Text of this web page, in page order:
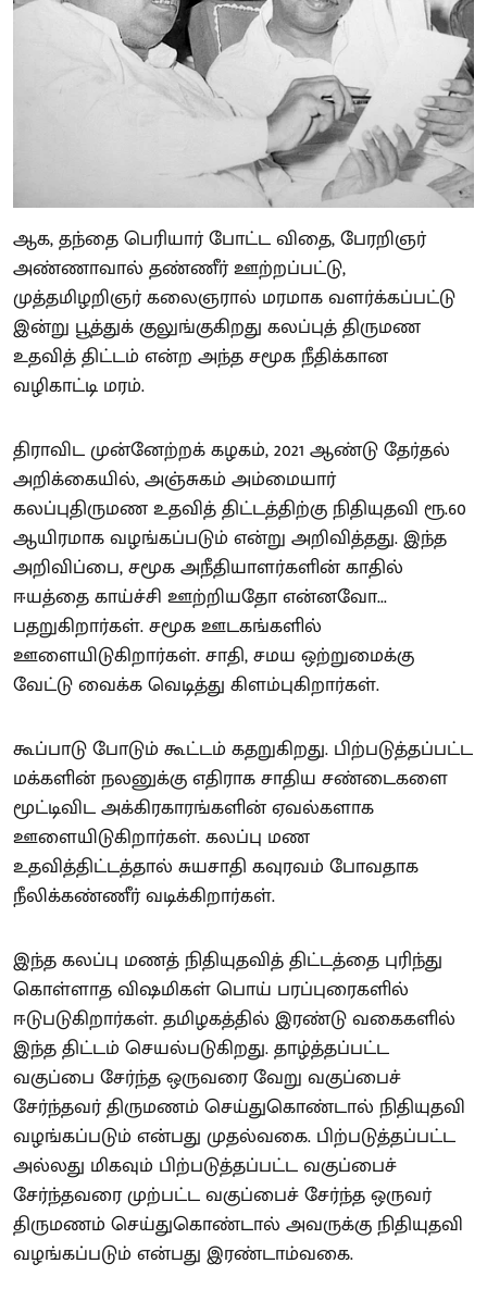
ஆக, தந்தை பெரியார் போட்ட விதை, பேரறிஞர்
அண்ணாவால் தண்ணீர் ஊற்றப்பட்டு,
முத்தமிழறிஞர் கலைஞரால் மரமாக வளர்க்கப்பட்டு
இன்று பூத்துக் குலுங்குகிறது கலப்புத் திருமண
உதவித் திட்டம் என்ற அந்த சமூக நீதிக்கான
வழிகாட்டி மரம்.
திராவிட முன்னேற்றக் கழகம், 2021 ஆண்டு தேர்தல்
அறிக்கையில், அஞ்சுகம் அம்மையார்
கலப்புதிருமண உதவித் திட்டத்திற்கு நிதியுதவி ரூ.60
ஆயிரமாக வழங்கப்படும் என்று அறிவித்தது. இந்த
அறிவிப்பை, சமூக அநீதியாளர்களின் காதில்
ஈயத்தை காய்ச்சி ஊற்றியதோ என்னவோ...
பதறுகிறார்கள். சமூக ஊடகங்களில்
ஊளையிடுகிறார்கள். சாதி, சமய ஒற்றுமைக்கு
வேட்டு வைக்க வெடித்து கிளம்புகிறார்கள்.
கூப்பாடு போடும் கூட்டம் கதறுகிறது. பிற்படுத்தப்பட்ட
மக்களின் நலனுக்கு எதிராக சாதிய சண்டைகளை
மூட்டிவிட அக்கிரகாரங்களின் ஏவல்களாக
ஊளையிடுகிறார்கள். கலப்பு மண
உதவித்திட்டத்தால் சுயசாதி கவுரவம் போவதாக
நீலிக்கண்ணீர் வடிக்கிறார்கள்.
இந்த கலப்பு மணத் நிதியுதவித் திட்டத்தை புரிந்து
கொள்ளாத விஷமிகள் பொய் பரப்புரைகளில்
ஈடுபடுகிறார்கள். தமிழகத்தில் இரண்டு வகைகளில்
இந்த திட்டம் செயல்படுகிறது. தாழ்த்தப்பட்ட
வகுப்பை சேர்ந்த ஒருவரை வேறு வகுப்பைச்
சேர்ந்தவர் திருமணம் செய்துகொண்டால் நிதியுதவி
வழங்கப்படும் என்பது முதல்வகை. பிற்படுத்தப்பட்ட
அல்லது மிகவும் பிற்படுத்தப்பட்ட வகுப்பைச்
சேர்ந்தவரை முற்பட்ட வகுப்பைச் சேர்ந்த ஒருவர்
திருமணம் செய்துகொண்டால் அவருக்கு நிதியுதவி
வழங்கப்படும் என்பது இரண்டாம்வகை.